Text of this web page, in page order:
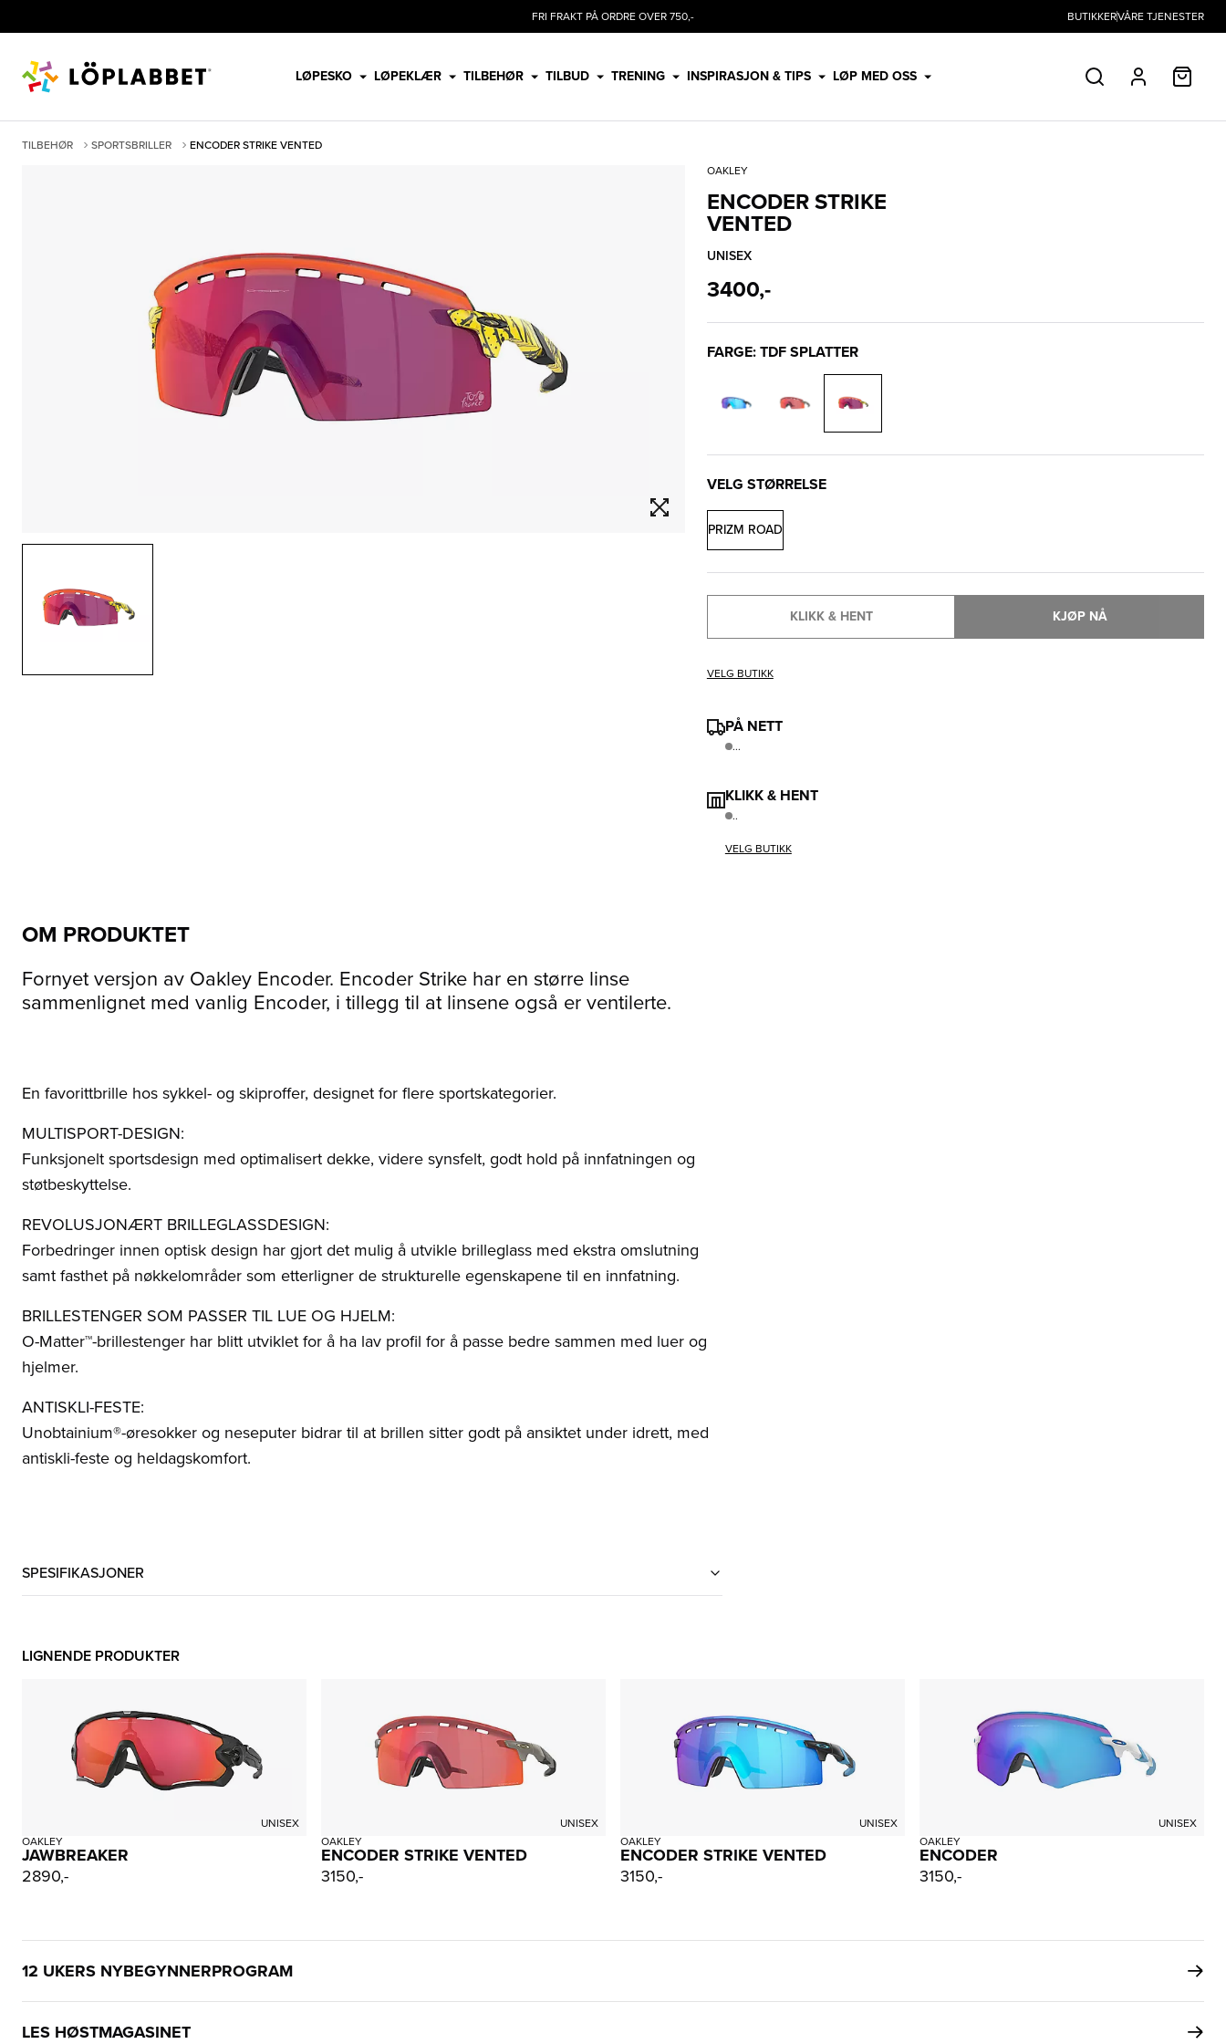
FRI FRAKT PÅ ORDRE OVER 750,- BUTIKKERVÅRE TJENESTER
LØPESKO LØPEKLÆR TILBEHØR TILBUD TRENING INSPIRASJON & TIPS LØP MED OSS SØK PROFIL
TILBEHØR SPORTSBRILLER
ENCODER STRIKE VENTED
OAKLEY
ENCODER STRIKE
VENTED
UNISEX
3400,-
FARGE: TDF SPLATTER
VELG STØRRELSE
PRIZM ROAD
KLIKK & HENT KJØP NÅ
VELG BUTIKK
PÅ NETT
...
KLIKK & HENT
..
VELG BUTIKK
OM PRODUKTET
Fornyet versjon av Oakley Encoder. Encoder Strike har en større linse
sammenlignet med vanlig Encoder, i tillegg til at linsene også er ventilerte.
En favorittbrille hos sykkel- og skiproffer, designet for flere sportskategorier.
MULTISPORT-DESIGN:
Funksjonelt sportsdesign med optimalisert dekke, videre synsfelt, godt hold på innfatningen og
støtbeskyttelse.
REVOLUSJONÆRT BRILLEGLASSDESIGN:
Forbedringer innen optisk design har gjort det mulig å utvikle brilleglass med ekstra omslutning
samt fasthet på nøkkelområder som etterligner de strukturelle egenskapene til en innfatning.
BRILLESTENGER SOM PASSER TIL LUE OG HJELM:
O-Matter™-brillestenger har blitt utviklet for å ha lav profil for å passe bedre sammen med luer og
hjelmer.
ANTISKLI-FESTE:
Unobtainium®-øresokker og neseputer bidrar til at brillen sitter godt på ansiktet under idrett, med
antiskli-feste og heldagskomfort.
SPESIFIKASJONER
LIGNENDE PRODUKTER
UNISEX
OAKLEY
JAWBREAKER
2890,-
UNISEX
OAKLEY
ENCODER STRIKE VENTED
3150,-
UNISEX
OAKLEY
ENCODER STRIKE VENTED
3150,-
UNISEX
OAKLEY
ENCODER
3150,-
12 UKERS NYBEGYNNERPROGRAM
LES HØSTMAGASINET